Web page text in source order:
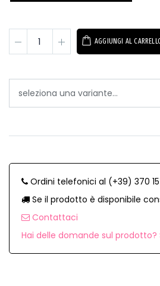
AGGIUNGI AL
Ordini telefonici al (+39) 370
Se il prodotto è disponibile
Contattaci
Hai delle domande sul prodotto?